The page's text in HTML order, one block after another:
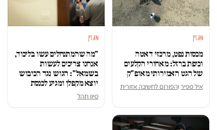
מגזין
מכסות נפט, מרכזי דאטה
וכיפת ברזל: מאחורי הקלעים
של הגט האמירותי מאופ"ק
איל ספיר והפורום לחשיבה אזורית
מגזין
"מה שהמתנחלים עשו בליכוד,
אנחנו צריכים לעשות
בשמאל": הגוש נגד הכיבוש
יוצא מקפלן ומגיע לכנסת
סיון תהל